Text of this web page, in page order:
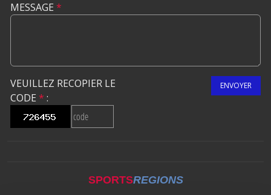
MESSAGE *
VEUILLEZ RECOPIER LE
CODE * :
ENVOYER
SPORTSREGIONS